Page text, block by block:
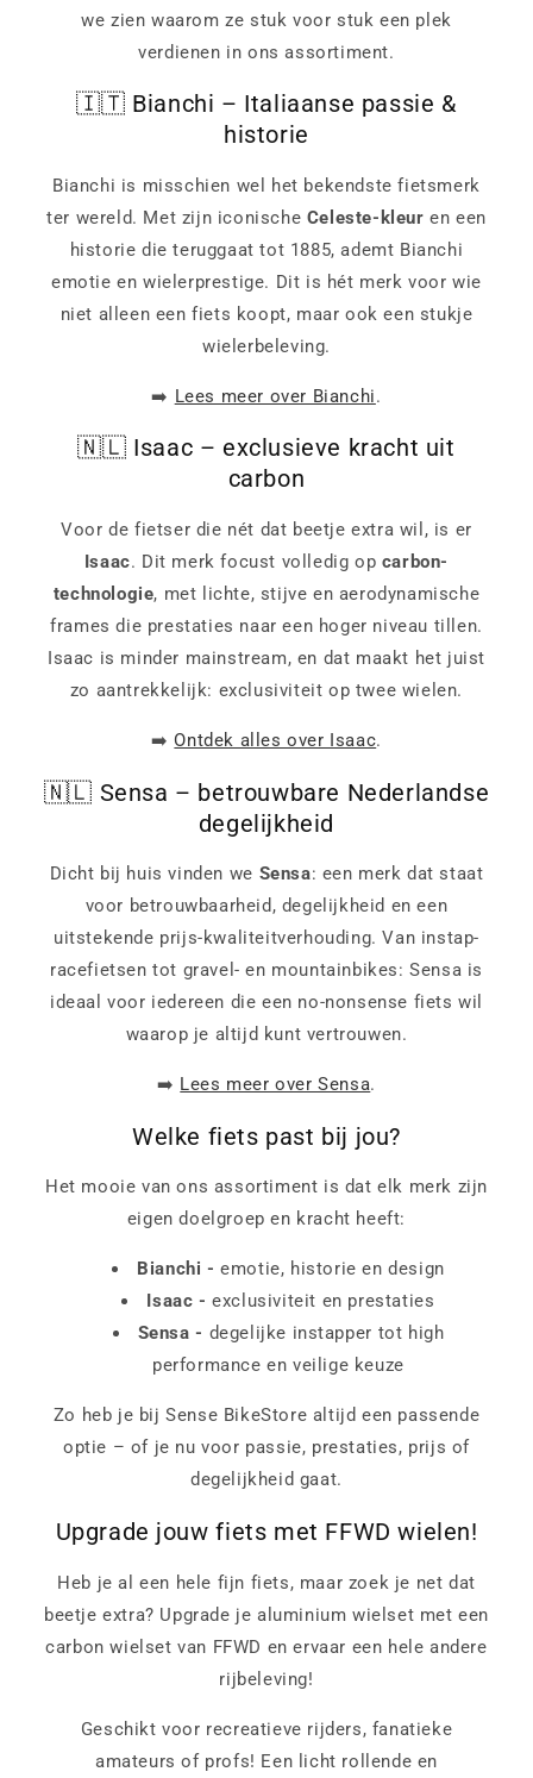
we zien waarom ze stuk voor stuk een plek
verdienen in ons assortiment.
🇮🇹 Bianchi – Italiaanse passie &
historie
Bianchi is misschien wel het bekendste fietsmerk
ter wereld. Met zijn iconische Celeste-kleur en een
historie die teruggaat tot 1885, ademt Bianchi
emotie en wielerprestige. Dit is hét merk voor wie
niet alleen een fiets koopt, maar ook een stukje
wielerbeleving.
➡️ Lees meer over Bianchi.
🇳🇱 Isaac – exclusieve kracht uit
carbon
Voor de fietser die nét dat beetje extra wil, is er
Isaac. Dit merk focust volledig op carbon-
technologie, met lichte, stijve en aerodynamische
frames die prestaties naar een hoger niveau tillen.
Isaac is minder mainstream, en dat maakt het juist
zo aantrekkelijk: exclusiviteit op twee wielen.
➡️Ontdek alles over Isaac.
🇳🇱 Sensa – betrouwbare Nederlandse
degelijkheid
Dicht bij huis vinden we Sensa: een merk dat staat
voor betrouwbaarheid, degelijkheid en een
uitstekende prijs-kwaliteitverhouding. Van instap-
racefietsen tot gravel- en mountainbikes: Sensa is
ideaal voor iedereen die een no-nonsense fiets wil
waarop je altijd kunt vertrouwen.
➡️ Lees meer over Sensa.
Welke fiets past bij jou?
Het mooie van ons assortiment is dat elk merk zijn
eigen doelgroep en kracht heeft:
Bianchi -emotie, historie en design
Isaac -exclusiviteit en prestaties
Sensa - degelijke instapper tot high
performance en veilige keuze
Zo heb je bij Sense BikeStore altijd een passende
optie – of je nu voor passie, prestaties, prijs of
degelijkheid gaat.
Upgrade jouw fiets met FFWD wielen!
Heb je al een hele fijn fiets, maar zoek je net dat
beetje extra? Upgrade je aluminium wielset met een
carbon wielset van FFWD en ervaar een hele andere
rijbeleving!
Geschikt voor recreatieve rijders, fanatieke
amateurs of profs! Een licht rollende en